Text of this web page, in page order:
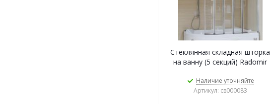
Стеклянная складная шторка
на ванну (5 секций) Radomir
Наличие уточняйте
Артикул: св000083